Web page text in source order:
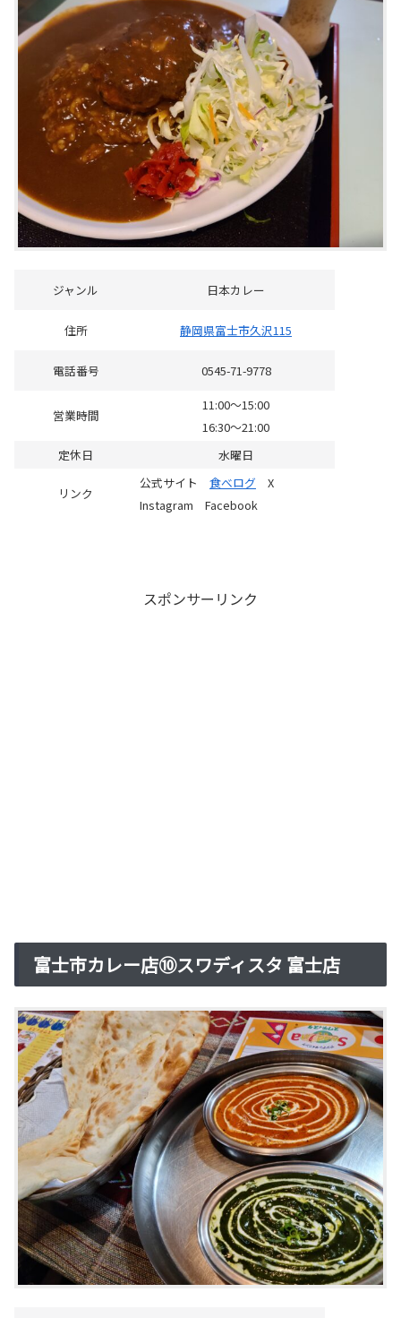
ジャンル 日本カレー
住所 静岡県富士市久沢115
電話番号 0545-71-9778
営業時間
11:00～15:00
16:30～21:00
定休日
水曜日
リンク
公式サイト 食べログ X
Instagram Facebook
スポンサーリンク
富士市カレー店⑩スワディスタ 富士店